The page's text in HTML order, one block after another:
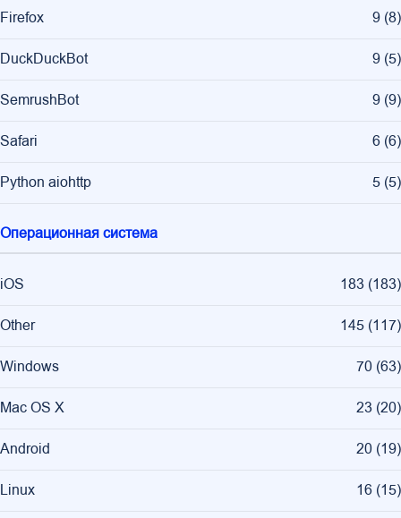
Firefox 9 (8)
DuckDuckBot 9 (5)
SemrushBot 9 (9)
Safari 6 (6)
Python aiohttp 5 (5)
Операционная система
iOS 183 (183)
Other 145 (117)
Windows 70 (63)
Mac OS X 23 (20)
Android 20 (19)
Linux 16 (15)